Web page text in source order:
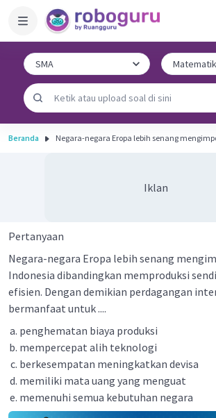
Beranda Negara-negara Eropa lebih senang
Iklan
Pertanyaan
Negara-negara Eropa lebih senang
Indonesia dibandingkan memproduksi
efisien. Dengan demikian perdagangan
bermanfaat untuk ....
penghematan biaya produksi
mempercepat alih teknologi
berkesempatan meningkatkan devisa
memiliki mata uang yang menguat
memenuhi semua kebutuhan negara